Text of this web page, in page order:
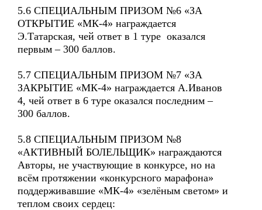
5.6 СПЕЦИАЛЬНЫМ ПРИЗОМ №6 «ЗА
ОТКРЫТИЕ «МК-4» награждается
Э.Татарская, чей ответ в 1 туре оказался
первым – 300 баллов.
5.7 СПЕЦИАЛЬНЫМ ПРИЗОМ №7 «ЗА
ЗАКРЫТИЕ «МК-4» награждается А.Иванов
4, чей ответ в 6 туре оказался последним –
300 баллов.
5.8 СПЕЦИАЛЬНЫМ ПРИЗОМ №8
«АКТИВНЫЙ БОЛЕЛЬЩИК» награждаются
Авторы, не участвующие в конкурсе, но на
всём протяжении «конкурсного марафона»
поддерживавшие «МК-4» «зелёным светом» и
теплом своих сердец: